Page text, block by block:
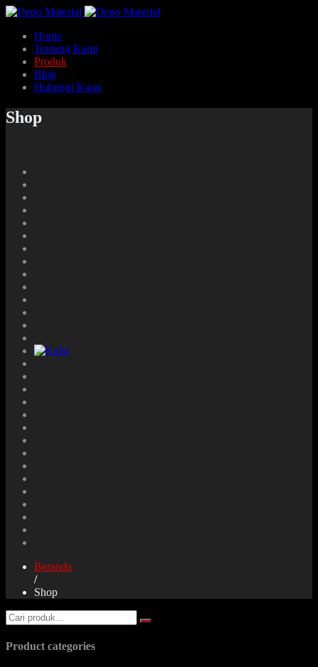
Home
Tentang Kami
Produk
Blog
Hubungi Kami
Shop
Beranda
/
Shop
Product categories